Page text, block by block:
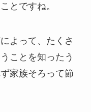
とですね。
よって、 たくさ
ことを知ったう
家族そろって節